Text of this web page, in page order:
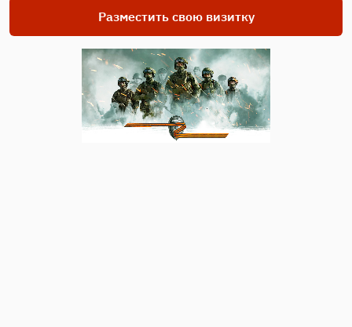
Разместить свою визитку